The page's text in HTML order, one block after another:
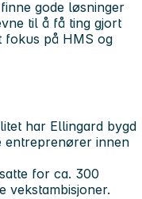
gode løsninger
til å få ting gjort
fokus på HMS og
har Ellingard bygd
entreprenører innen
for ca. 300
vekstambisjoner.